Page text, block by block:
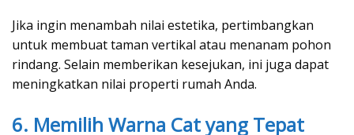
Jika ingin menambah nilai estetika, pertimbangkan
untuk membuat taman vertikal atau menanam pohon
rindang. Selain memberikan kesejukan, ini juga dapat
meningkatkan nilai properti rumah Anda.
6. Memilih Warna Cat yang Tepat